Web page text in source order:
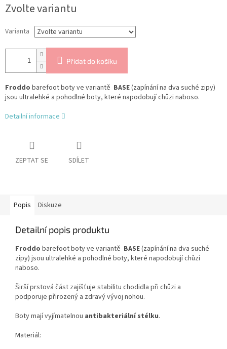
cena:
Zvolte variantu
Varianta
Přidat do košíku
Froddo barefoot boty ve variantě BASE(zapínání na dva suché zipy)
jsou ultralehké a pohodlné boty, které napodobují chůzi naboso.
Detailní informace
ZEPTAT SE SDÍLET
Popis Diskuze
Detailní popis produktu
Froddo barefoot boty ve variantě BASE(zapínání na dva suché
zipy) jsou ultralehké a pohodlné boty, které napodobují chůzi
naboso.
Širší prstová část zajišťuje stabilitu chodidla při chůzi a
podporuje přirozený a zdravý vývoj nohou.
Boty mají vyjímatelnou antibakteriální stélku.
Materiál: